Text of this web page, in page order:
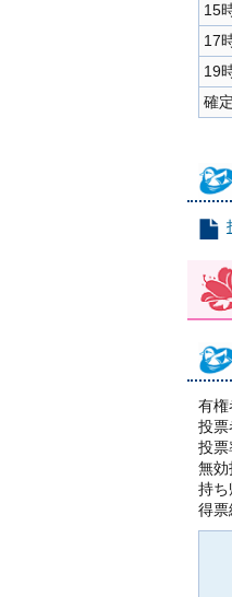
15
17
19
確定
有
投
投
無
持
得